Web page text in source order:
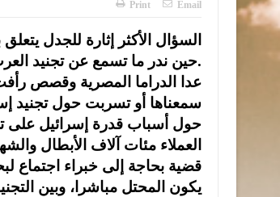
Print Email
السؤال الأكثر إثارة للجدل
حين ندر ما تسمع عن تجنيد العرب والمسلمين لعميل إسرائيلي داخل فلسطين.
عدا الدراما المصرية وقصص
سمعناها أو تسربت حول تجنيد
حول أسباب قدرة إسرائيل على
العملاء مئات آلاف الأبطال
قضية بحاجة إلى خبراء اجتماع
يكون المحتل مباشرا، وبين